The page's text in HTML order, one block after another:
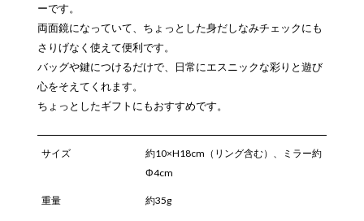
ーです。
両面鏡になっていて、ちょっとした身だしなみチェックにも
さりげなく使えて便利です。
バッグや鍵につけるだけで、日常にエスニックな彩りと遊び
心をそえてくれます。
ちょっとしたギフトにもおすすめです。
サイズ
約10×H18cm（リング含む）、ミラー約
Φ4cm
重量 約35g